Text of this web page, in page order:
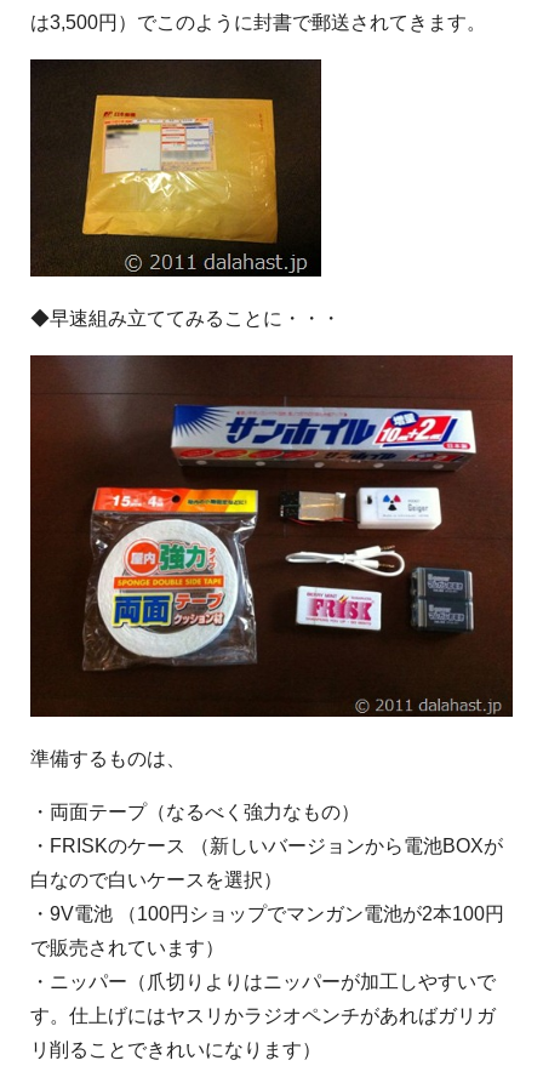
は3,500円）でこのように封書で郵送されてきます。
◆早速組み立ててみることに・・・
準備するものは、
・両面テープ（なるべく強力なもの）
・FRISKのケース （新しいバージョンから電池BOXが
白なので白いケースを選択）
・9V電池 （100円ショップでマンガン電池が2本100円
で販売されています）
・ニッパー（爪切りよりはニッパーが加工しやすいで
す。仕上げにはヤスリかラジオペンチがあればガリガ
リ削ることできれいになります）